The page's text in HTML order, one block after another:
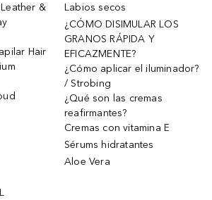
&
Hair
Labios secos
¿CÓMO DISIMULAR LOS
GRANOS RÁPIDA Y
EFICAZMENTE?
¿Cómo aplicar el iluminador?
/ Strobing
¿Qué son las cremas
reafirmantes?
Cremas con vitamina E
Sérums hidratantes
Aloe Vera